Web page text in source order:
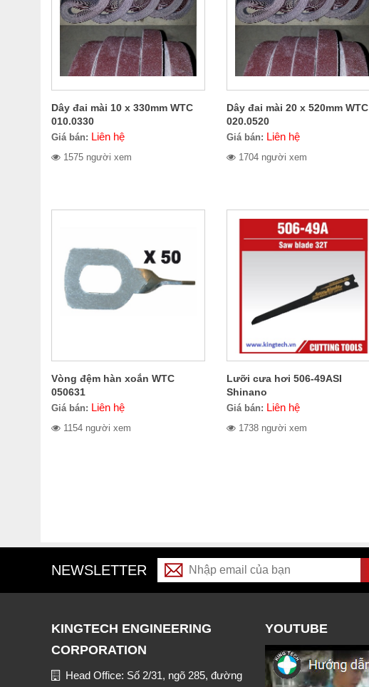
Dây đai mài 10 x 330mm WTC
010.0330
Giá bán: Liên hệ
1575 người xem
Dây đai mài 20 x 520mm WTC
020.0520
Giá bán: Liên hệ
1704 người xem
Vòng đệm hàn xoắn WTC
050631
Giá bán: Liên hệ
1154 người xem
Lưỡi cưa hơi 506-49ASI
Shinano
Giá bán: Liên hệ
1738 người xem
NEWSLETTER
KINGTECH ENGINEERING
CORPORATION
Head Office: Số 2/31, ngõ 285, đường
YOUTUBE